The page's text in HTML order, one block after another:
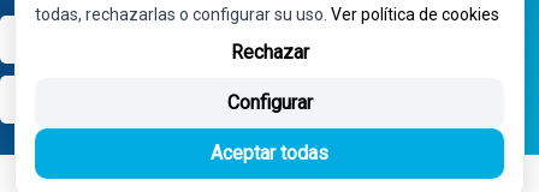
todas, rechazarlas o configurar su uso. Ver política de cookies
Rechazar
Configurar
Aceptar todas